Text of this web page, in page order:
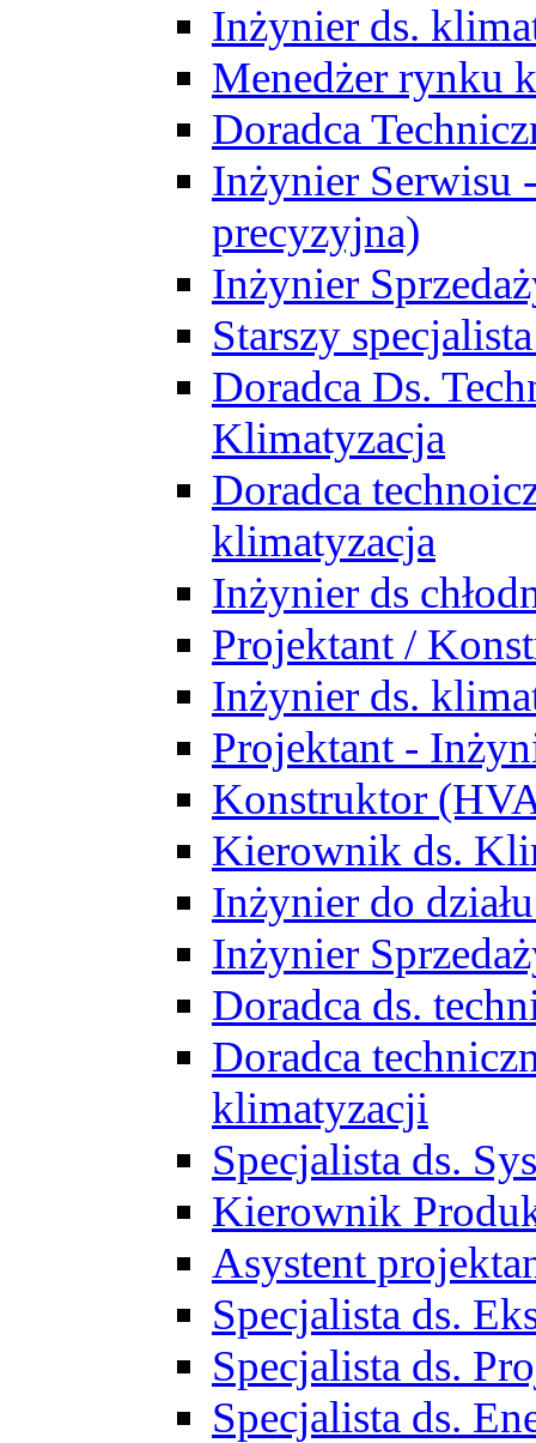
Inżynier ds.
Menedżer rynku
Doradca
Inżynier Serwisu
precyzyjna)
Inżynier
Starszy
Doradca Ds.
Klimatyzacja
Doradca
klimatyzacja
Inżynier ds
Projektant /
Inżynier ds.
Projektant -
Konstruktor
Kierownik ds.
Inżynier do
Inżynier
Doradca ds.
Doradca
klimatyzacji
Specjalista ds.
Kierownik
Asystent
Specjalista ds.
Specjalista ds.
Specjalista ds.